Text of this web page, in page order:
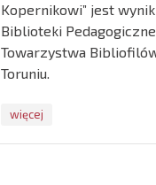
Kopernikowi” jest
Biblioteki
Towarzystwa
Toruniu.
więcej